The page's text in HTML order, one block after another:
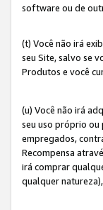
software ou de
(t) Você não irá
seu Site, salvo se
Produtos e você
(u) Você não irá
seu uso próprio ou
empregados,
Recompensa
irá comprar
qualquer